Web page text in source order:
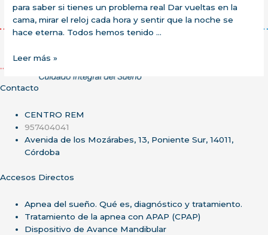
para saber si tienes un problema real Dar vueltas en la
cama, mirar el reloj cada hora y sentir que la noche se
hace eterna. Todos hemos tenido …
¿Cómo
solo
duermes
mal?
Centro
Leer más »
Contacto
CENTRO REM
957404041
Avenida de los Mozárabes, 13, Poniente Sur, 14011,
Córdoba
Accesos Directos
Apnea del sueño. Qué es, diagnóstico y tratamiento.
Tratamiento de la apnea con APAP (CPAP)
Dispositivo de Avance Mandibular